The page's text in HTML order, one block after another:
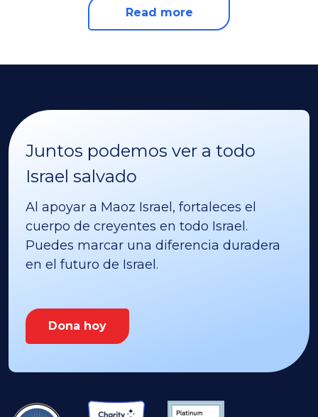
Read more
Juntos podemos ver a todo
Israel salvado
Al apoyar a Maoz Israel, fortaleces el
cuerpo de creyentes en todo Israel.
Puedes marcar una diferencia duradera
en el futuro de Israel.
Dona hoy